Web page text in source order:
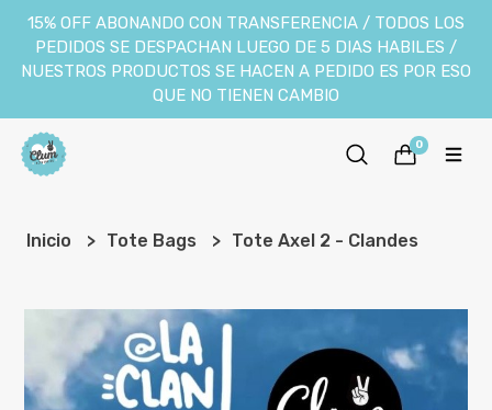
15% OFF ABONANDO CON TRANSFERENCIA / TODOS LOS
PEDIDOS SE DESPACHAN LUEGO DE 5 DIAS HABILES /
NUESTROS PRODUCTOS SE HACEN A PEDIDO ES POR ESO
QUE NO TIENEN CAMBIO
0
Inicio Tote Bags Tote Axel 2 - Clandes